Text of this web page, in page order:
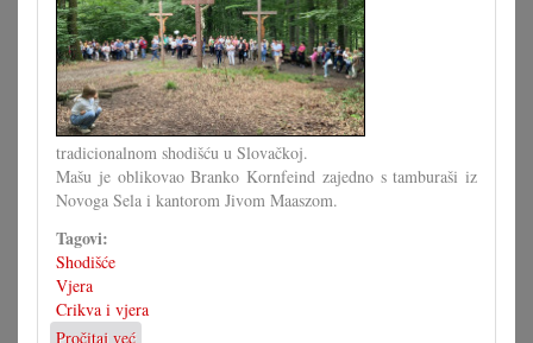
tradicionalnom shodišću u Slovačkoj.
Mašu je oblikovao Branko Kornfeind zajedno s tamburaši iz
Novoga Sela i kantorom Jivom Maaszom.
Tagovi:
Shodišće
Vjera
Crikva i vjera
Pročitaj već